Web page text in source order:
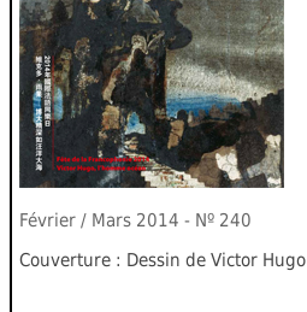
Février / Mars 2014 - Nº 240
Couverture : Dessin de Victor Hugo